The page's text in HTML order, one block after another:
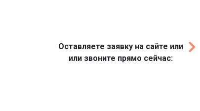
Оставляете заявку на сайте или
или звоните прямо сейчас: